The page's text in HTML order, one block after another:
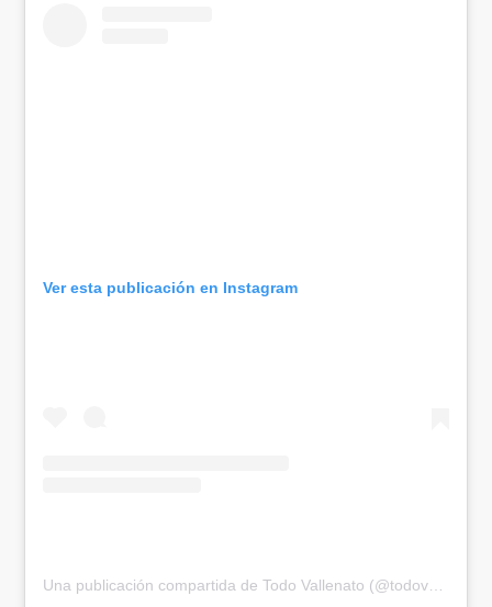
Ver esta publicación en Instagram